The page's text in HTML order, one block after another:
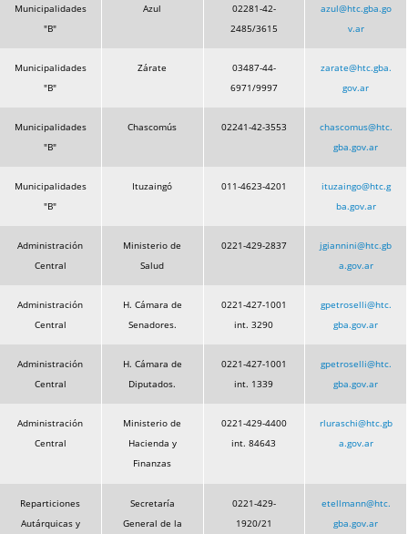
Municipalidades
"B"
Azul
02281-42-
2485/3615
azul@htc.gba.go
v.ar
Municipalidades
"B"
Zárate
03487-44-
6971/9997
zarate@htc.gba.
gov.ar
Municipalidades
"B"
Chascomús 02241-42-3553
chascomus@htc.
gba.gov.ar
Municipalidades
"B"
Ituzaingó 011-4623-4201
ituzaingo@htc.g
ba.gov.ar
Administración
Central
Ministerio de
Salud
0221-429-2837
jgiannini@htc.gb
a.gov.ar
Administración
Central
H. Cámara de
Senadores.
0221-427-1001
int. 3290
gpetroselli@htc.
gba.gov.ar
Administración
Central
H. Cámara de
Diputados.
0221-427-1001
int. 1339
gpetroselli@htc.
gba.gov.ar
Administración
Central
Ministerio de
Hacienda y
Finanzas
0221-429-4400
int. 84643
rluraschi@htc.gb
a.gov.ar
Reparticiones
Autárquicas y
Secretaría
General de la
0221-429-
1920/21
etellmann@htc.
gba.gov.ar